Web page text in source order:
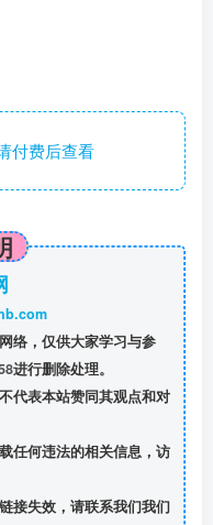
付费后查看
络，仅供大家学习与参
进行删除处理。
代表本站赞同其观点和对
任何违法的相关信息，访
接失效，请联系我们我们